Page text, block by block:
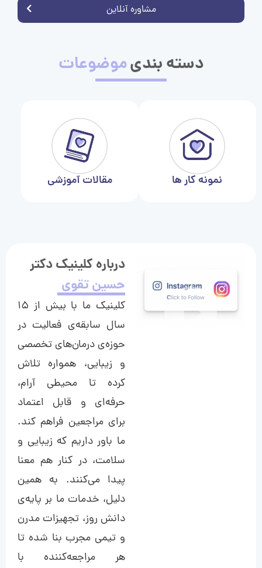
مشاوره آنلاین
دسته بندیموضوعات
نمونه کار ها مقالات آموزشی
درباره کلینیک دکتر
حسین تقوی
کلینیک ما با بیش از ۱۵
سال سابقه‌ی فعالیت در
حوزه‌ی درمان‌های تخصصی
و زیبایی، همواره تلاش
کرده تا محیطی آرام،
حرفه‌ای و قابل اعتماد
برای مراجعین فراهم کند.
ما باور داریم که زیبایی و
سلامت، در کنار هم معنا
پیدا می‌کنند. به همین
دلیل، خدمات ما بر پایه‌ی
دانش روز، تجهیزات مدرن
و تیمی مجرب بنا شده تا
هر مراجعه‌کننده با